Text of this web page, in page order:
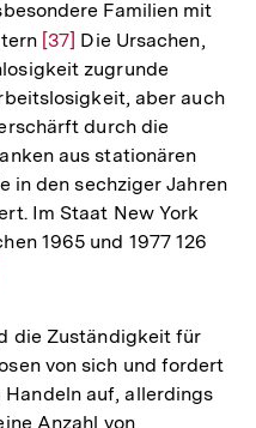
Familien mit
Zur
Auflösung
der
Fußnote
[37] Die Ursachen,
zugrunde
aber auch
durch die
aus stationären
in den sechziger Jahren
Im Staat New York
1965 und 1977 126
die Zuständigkeit für
von sich und fordert
Handeln auf, allerdings
Anzahl von